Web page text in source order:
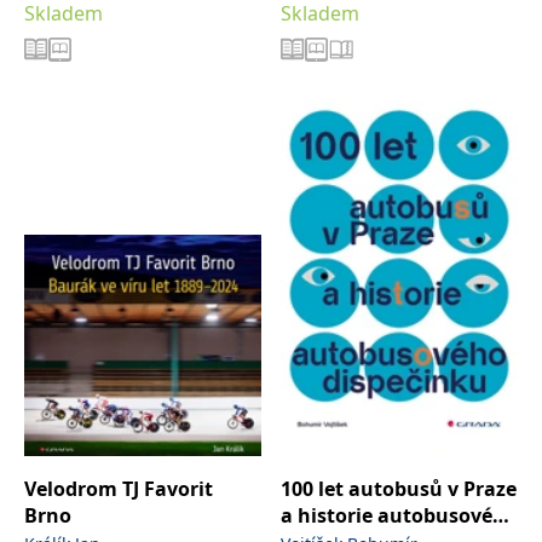
Verónica
Skladem
Skladem
Velodrom TJ Favorit
Brno
100 let autobusů v Praze
a historie autobusového